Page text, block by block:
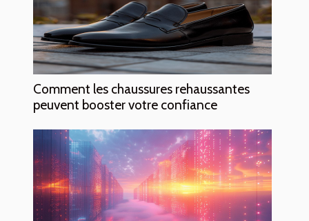
Comment les chaussures rehaussantes
peuvent booster votre confiance